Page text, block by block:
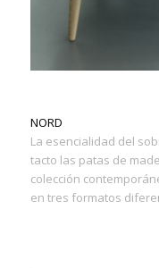
NORD
La esencialidad del
tacto las patas de
colección
en tres formatos